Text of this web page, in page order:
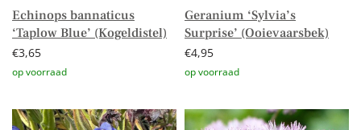
Echinops bannaticus
‘Taplow Blue’ (Kogeldistel)
€3,65
Geranium ‘Sylvia’s
Surprise’ (Ooievaarsbek)
€4,95